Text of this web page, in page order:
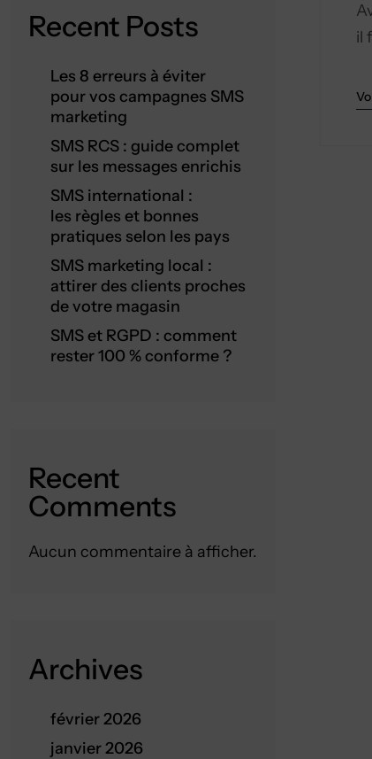
Recent Posts
Les 8 erreurs à éviter
pour vos campagnes SMS
marketing
SMS RCS : guide complet
sur les messages enrichis
SMS international :
les règles et bonnes
pratiques selon les pays
SMS marketing local :
attirer des clients proches
de votre magasin
SMS et RGPD : comment
rester 100 % conforme ?
Recent
Comments
Aucun commentaire à afficher.
Archives
février 2026
janvier 2026
il